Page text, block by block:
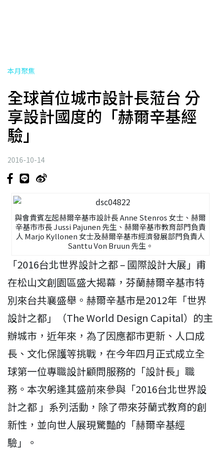
本月聚焦
全球首位城市設計長蒞台 分
享設計國度的「赫爾辛基經
驗」
2016-10-14
與會貴賓左起赫爾辛基市設計長 Anne Stenros 女士、赫爾
辛基市市長 Jussi Pajunen 先生、赫爾辛基市教育部門負責
人 Marjo Kyllonen 女士及赫爾辛基市經濟發展部門負責人
Santtu Von Bruun 先生。
「2016台北世界設計之都 – 國際設計大展」甫
在松山文創園區盛大揭幕，芬蘭赫爾辛基市特
別來台共襄盛舉。赫爾辛基市是2012年「世界
設計之都」（The World Design Capital）的主
辦城市，近年來，為了因應都市更新、人口成
長、文化保護等挑戰，在今年四月正式成立全
球第一位專職設計顧問服務的「設計長」職
務。本次躬逢其盛前來參與「2016台北世界設
計之都 」系列活動，除了帶來芬蘭式教育的創
新性，並向世人展現驚豔的「赫爾辛基經
驗」。